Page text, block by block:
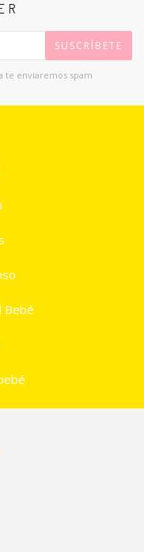
SUSCRÍBETE
te enviaremos spam
Bebé